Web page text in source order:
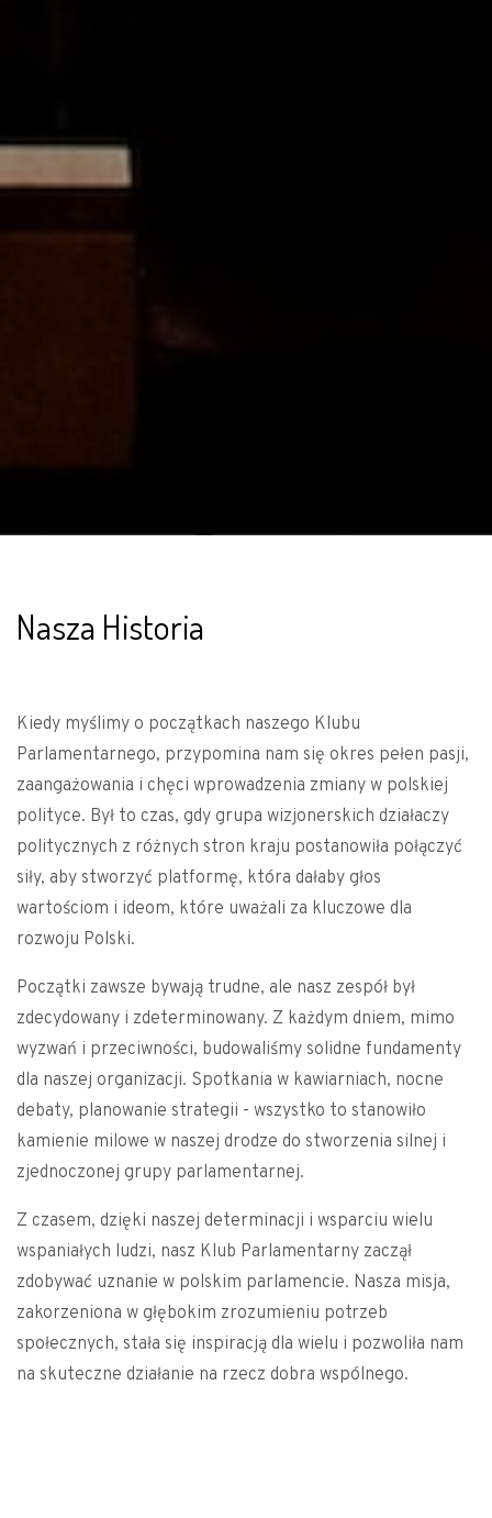
Nasza Historia
Kiedy myślimy o początkach naszego Klubu
Parlamentarnego, przypomina nam się okres pełen pasji,
zaangażowania i chęci wprowadzenia zmiany w polskiej
polityce. Był to czas, gdy grupa wizjonerskich działaczy
politycznych z różnych stron kraju postanowiła połączyć
siły, aby stworzyć platformę, która dałaby głos
wartościom i ideom, które uważali za kluczowe dla
rozwoju Polski.
Początki zawsze bywają trudne, ale nasz zespół był
zdecydowany i zdeterminowany. Z każdym dniem, mimo
wyzwań i przeciwności, budowaliśmy solidne fundamenty
dla naszej organizacji. Spotkania w kawiarniach, nocne
debaty, planowanie strategii - wszystko to stanowiło
kamienie milowe w naszej drodze do stworzenia silnej i
zjednoczonej grupy parlamentarnej.
Z czasem, dzięki naszej determinacji i wsparciu wielu
wspaniałych ludzi, nasz Klub Parlamentarny zaczął
zdobywać uznanie w polskim parlamencie. Nasza misja,
zakorzeniona w głębokim zrozumieniu potrzeb
społecznych, stała się inspiracją dla wielu i pozwoliła nam
na skuteczne działanie na rzecz dobra wspólnego.